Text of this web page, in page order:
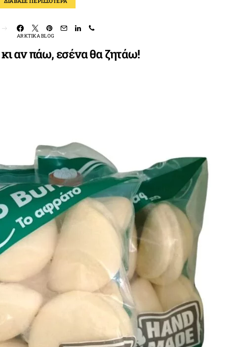
ARKTIKA BLOG
αν πάω, εσένα θα ζητάω!